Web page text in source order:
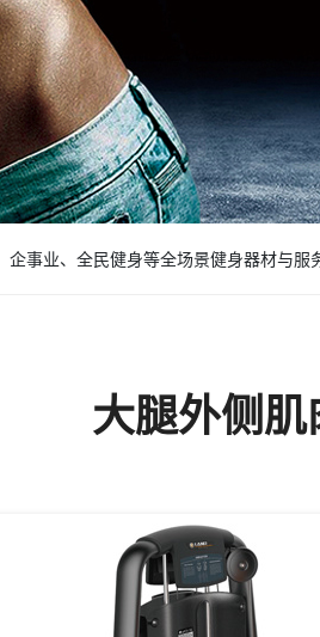
事业、全民健身等全场景健身器材与服
大腿外侧